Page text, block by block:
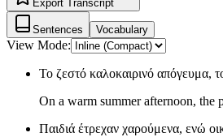
Export Transcript
Sentences Vocabulary
View Mode:
Το ζεστό καλοκαιρινό απόγευμα,
On a warm summer afternoon,
Παιδιά έτρεχαν χαρούμενα, ενώ